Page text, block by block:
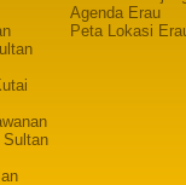
Sultan
Agenda Erau
Peta Lokasi